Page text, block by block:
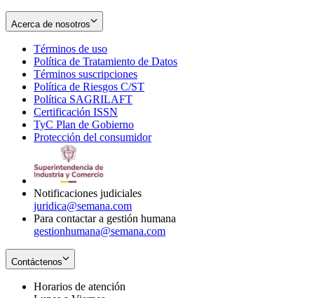
Acerca de nosotros
Términos de uso
in
new
window
Política de Tratamiento de Datos
Términos suscripciones
in
Política de Riesgos C/ST
Política SAGRILAFT
new
window
Certificación ISSN
in
new
TyC Plan de Gobierno
in
Protección del consumidorOpens
Notificaciones judiciales
juridica@semana.com
Para contactar a gestión humana
gestionhumana@semana.com
Contáctenos
Horarios de atención